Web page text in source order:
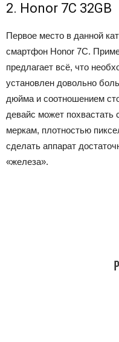
2. Honor 7C 32GB
Первое место в данной
смартфон Honor 7C.
предлагает всё, что
установлен довольно
дюйма и соотношением
девайс может
меркам, плотностью
сделать аппарат
«железа».